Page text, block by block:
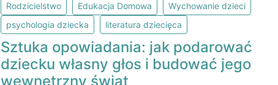
Rodzicielstwo Edukacja Domowa
Wychowanie dzieci
psychologia dziecka
literatura dziecięca
Sztuka opowiadania: jak podarować
dziecku własny głos i budować jego
wewnętrzny świat